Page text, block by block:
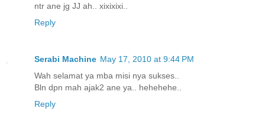
ntr ane jg JJ ah.. xixixixi..
Reply
Serabi Machine May 17, 2010 at 9:44 PM
Wah selamat ya mba misi nya sukses..
Bln dpn mah ajak2 ane ya.. hehehehe..
Reply